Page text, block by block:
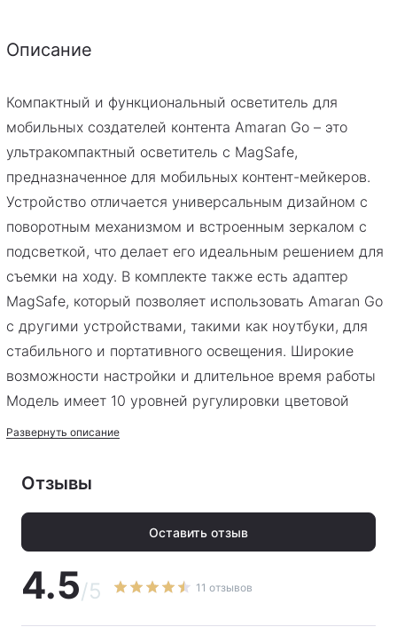
Описание
Компактный и функциональный осветитель для
мобильных создателей контента Amaran Go – это
ультракомпактный осветитель с MagSafe,
предназначенное для мобильных контент-мейкеров.
Устройство отличается универсальным дизайном с
поворотным механизмом и встроенным зеркалом с
подсветкой, что делает его идеальным решением для
съемки на ходу. В комплекте также есть адаптер
MagSafe, который позволяет использовать Amaran Go
с другими устройствами, такими как ноутбуки, для
стабильного и портативного освещения. Широкие
возможности настройки и длительное время работы
Модель имеет 10 уровней ругулировки цветовой
температуры от 2700K до 6500K и 10 режимов
нужное настроение – от теплых до холодных оттенков.
эффектов через приложение amaran, что добавляет
дополнительные возможности для кастомизации. Go
обеспечивает мягкий световой поток до 235 люкс на
расстоянии 0,5 м, исключая резкие тени и снижая
нагрузку на глаза, что делает его подходящим для
Развернуть описание
Отзывы
4.5/5 11 отзывов
Оставить отзыв